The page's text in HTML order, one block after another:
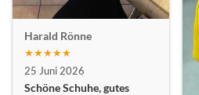
Harald Rönne
★★★★★
25 Juni 2026
Schöne Schuhe, gutes